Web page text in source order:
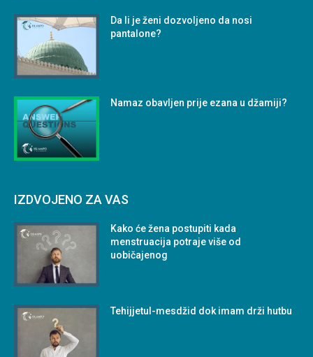
Da li je ženi dozvoljeno da nosi
pantalone?
Namaz obavljen prije ezana u džamiji?
IZDVOJENO ZA VAS
Kako će žena postupiti kada
menstruacija potraje više od
uobičajenog
Tehijjetul-mesdžid dok imam drži hutbu